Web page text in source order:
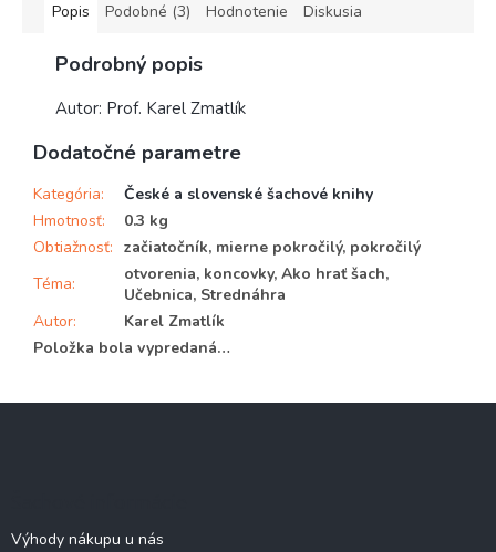
Popis Podobné (3) Hodnotenie Diskusia
Podrobný popis
Autor: Prof. Karel Zmatlík
Dodatočné parametre
Kategória:
České a slovenské šachové knihy
Hmotnosť:
0.3 kg
Obtiažnosť: začiatočník, mierne pokročilý, pokročilý
Téma:
otvorenia, koncovky, Ako hrať šach,
Učebnica, Strednáhra
Autor:
Karel Zmatlík
Položka bola vypredaná…
Výhody nákupu u nás